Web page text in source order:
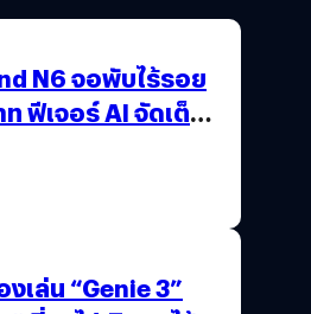
N6 จอพับไร้รอย
ฟีเจอร์ AI จัดเต็ม
เล่น “Genie 3”